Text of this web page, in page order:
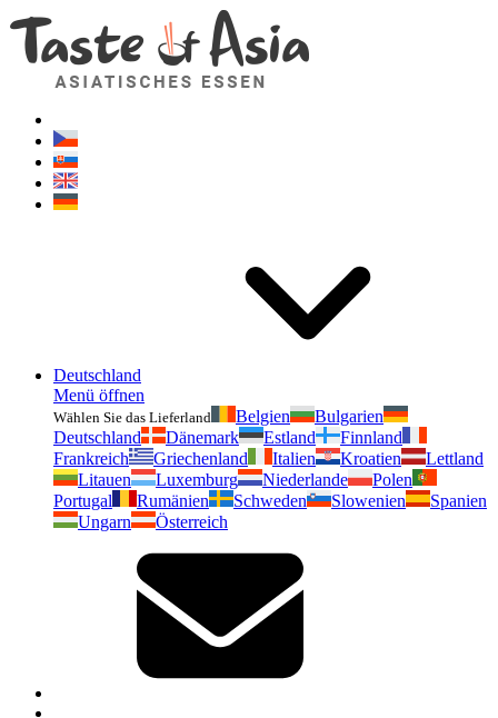
Deutschland
Menü öffnen
Wählen Sie das Lieferland Belgien
Bulgarien
Deutschland
Dänemark Estland
Finnland
Frankreich
Griechenland Italien Kroatien
Lettland
Litauen
Luxemburg Niederlande
Polen
Portugal
Rumänien Schweden Slowenien
Spanien
Ungarn
Österreich
Geschmackvonasien.de
Zögern Sie nicht zu fragen. Ich bin für Sie da!